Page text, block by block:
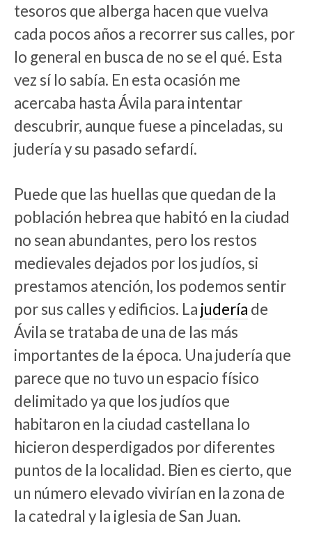
tesoros que alberga hacen que vuelva
cada pocos años a recorrer sus calles, por
lo general en busca de no se el qué. Esta
vez sí lo sabía. En esta ocasión me
acercaba hasta Ávila para intentar
descubrir, aunque fuese a pinceladas, su
judería y su pasado sefardí.
Puede que las huellas que quedan de la
población hebrea que habitó en la ciudad
no sean abundantes, pero los restos
medievales dejados por los judíos, si
prestamos atención, los podemos sentir
por sus calles y edificios. La judería de
Ávila se trataba de una de las más
importantes de la época. Una judería que
parece que no tuvo un espacio físico
delimitado ya que los judíos que
habitaron en la ciudad castellana lo
hicieron desperdigados por diferentes
puntos de la localidad. Bien es cierto, que
un número elevado vivirían en la zona de
la catedral y la iglesia de San Juan.